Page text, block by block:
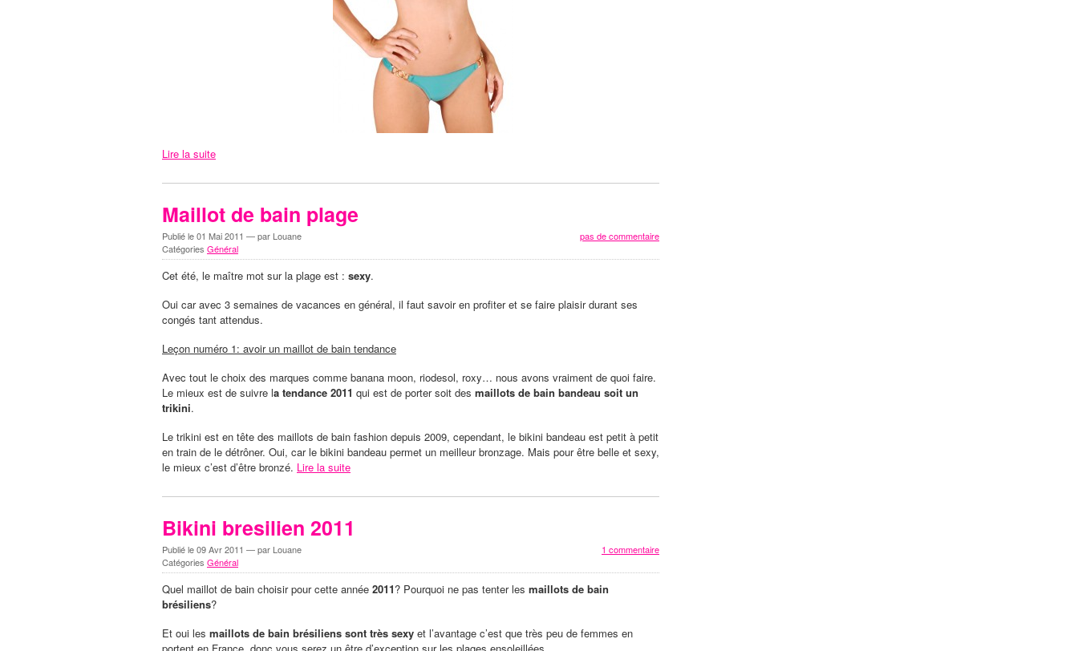
Lire la suite
Maillot de bain plage
pas de commentaire
Publié le01 Mai 2011 — par Louane
Catégories Général
Cet été, le maître mot sur la plage est : sexy.
Oui car avec 3 semaines de vacances en général, il faut savoir en profiter et se faire plaisir durant ses
congés tant attendus.
Leçon numéro 1: avoir un maillot de bain tendance
Avec tout le choix des marques comme banana moon, riodesol, roxy… nous avons vraiment de quoi faire.
Le mieux est de suivre la tendance 2011 qui est de porter soit des maillots de bain bandeau soit un
trikini.
Le trikini est en tête des maillots de bain fashion depuis 2009, cependant, le bikini bandeau est petit à petit
en train de le détrôner. Oui, car le bikini bandeau permet un meilleur bronzage. Mais pour être belle et sexy,
le mieux c’est d’être bronzé. Lire la suite
Bikini bresilien 2011
1 commentaire
Publié le09 Avr 2011 — par Louane
Catégories Général
Quel maillot de bain choisir pour cette année 2011? Pourquoi ne pas tenter les maillots de bain
brésiliens?
Et oui les maillots de bain brésiliens sont très sexy et l’avantage c’est que très peu de femmes en